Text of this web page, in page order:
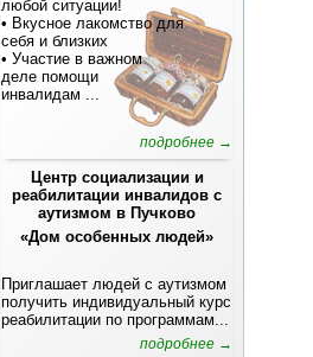
любой ситуации!
• Вкусное лакомство для
себя и близких
• Участие в важном
деле помощи
инвалидам ...
подробнее →
Центр социализации и
реабилитации инвалидов с
аутизмом в Пучково
«Дом особенных людей»
Приглашает людей с аутизмом
получить индивидуальный курс
реабилитации по программам...
подробнее →